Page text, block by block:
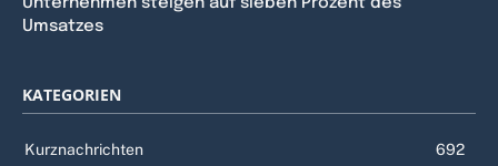
Unternehmen steigen auf sieben Prozent des
Umsatzes
KATEGORIEN
Kurznachrichten
692